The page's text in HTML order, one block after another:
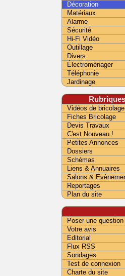
Décoration
Matériaux
Alarme
Sécurité
Hi-Fi Vidéo
Outillage
Divers
Électroménager
Téléphonie
Jardinage
Rubriques
Vidéos de bricolage
Fiches Bricolage
Devis Travaux
C'est Nouveau !
Petites Annonces
Dossiers
Schémas
Liens & Annuaires
Salons &
Reportages
Plan du site
Poser une question
Votre avis
Editorial
Flux RSS
Sondages
Test de connexion
Charte du site